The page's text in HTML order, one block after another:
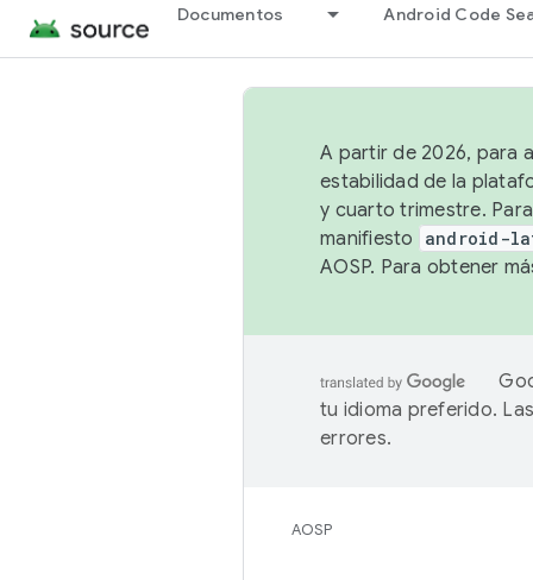
Documentos Android Code
A partir de 2026, para
estabilidad de la
y cuarto trimestre.
manifiesto
android-
AOSP. Para obtener
tu idioma preferido.
errores.
AOSP